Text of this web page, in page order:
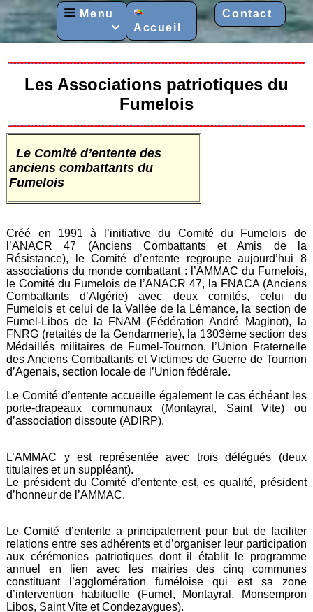
Menu
 Accueil
Contact
Les Associations patriotiques du
Fumelois
Le Comité d’entente des
anciens combattants du
Fumelois
Créé en 1991 à l’initiative du Comité du Fumelois de
l’ANACR 47 (Anciens Combattants et Amis de la
Résistance), le Comité d’entente regroupe aujourd’hui 8
associations du monde combattant : l’AMMAC du Fumelois,
le Comité du Fumelois de l’ANACR 47, la FNACA (Anciens
Combattants d’Algérie) avec deux comités, celui du
Fumelois et celui de la Vallée de la Lémance, la section de
Fumel-Libos de la FNAM (Fédération André Maginot), la
FNRG (retaités de la Gendarmerie), la 1303ème section des
Médaillés militaires de Fumel-Tournon, l’Union Fraternelle
des Anciens Combattants et Victimes de Guerre de Tournon
d’Agenais, section locale de l’Union fédérale.
Le Comité d’entente accueille également le cas échéant les
porte-drapeaux communaux (Montayral, Saint Vite) ou
d’association dissoute (ADIRP).
L’AMMAC y est représentée avec trois délégués (deux
titulaires et un suppléant).
Le président du Comité d’entente est, es qualité, président
d’honneur de l’AMMAC.
Le Comité d’entente a principalement pour but de faciliter
relations entre ses adhérents et d’organiser leur participation
aux cérémonies patriotiques dont il établit le programme
annuel en lien avec les mairies des cinq communes
constituant l’agglomération fuméloise qui est sa zone
d’intervention habituelle (Fumel, Montayral, Monsempron
Libos, Saint Vite et Condezaygues).